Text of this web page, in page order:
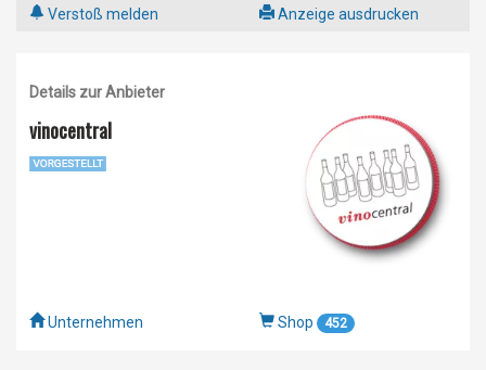
Verstoß melden Anzeige ausdrucken
Details zur Anbieter
vinocentral
Unternehmen Shop 452